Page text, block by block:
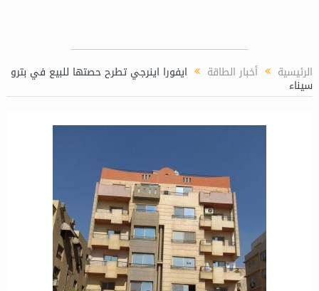
الرئيسية أخبار الطاقة ايفورا اينرجي تطرح حصتها للبيع في بترو
سيناء